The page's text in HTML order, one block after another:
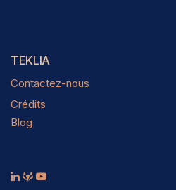
TEKLIA
Contactez-nous
Crédits
Blog